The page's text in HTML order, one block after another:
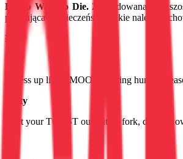
Dumb Ways to Die.Zdecydowana
promująca bezpieczeństwo jakie należy
Łoś
„Dress up like a MOOSE during hunting
Tosty
„Get your TOAST out with a fork, do your